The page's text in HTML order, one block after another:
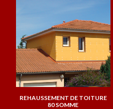
REHAUSSEMENT DE TOITURE
80 SOMME